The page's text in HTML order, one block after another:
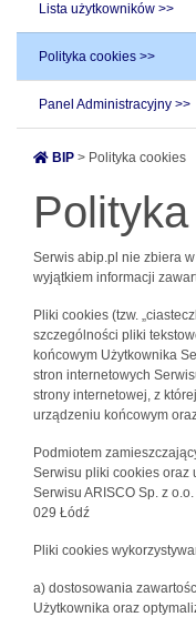
Lista użytkowników >>
Polityka cookies >>
Panel Administracyjny >>
BIP > Polityka cookies
Serwis abip.pl nie zbiera
wyjątkiem informacji
Pliki cookies (tzw.
szczególności pliki
końcowym Użytkownika
stron internetowych
strony internetowej, z
urządzeniu końcowym
Podmiotem
Serwisu pliki cookies oraz
Serwisu ARISCO Sp. z
029 Łódź
Pliki cookies
a) dostosowania
Użytkownika oraz